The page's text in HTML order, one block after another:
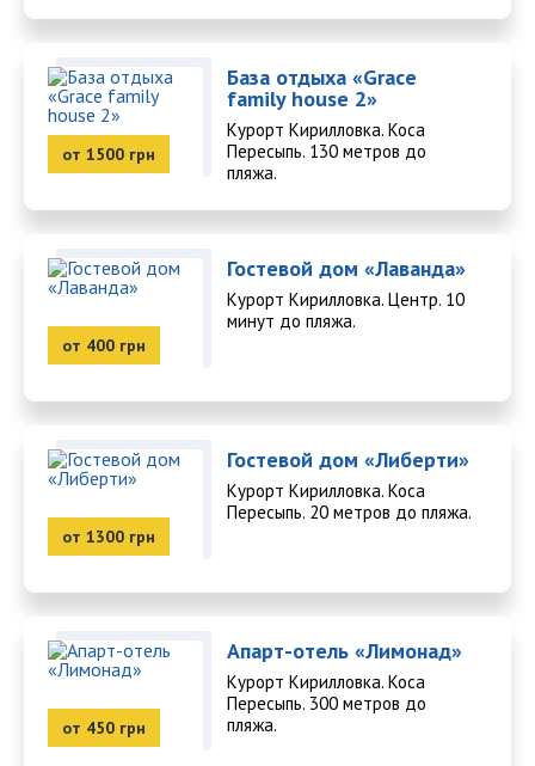
от 1500 грн
База отдыха «Grace
family house 2»
Курорт Кирилловка. Коса
Пересыпь. 130 метров до
пляжа.
от 400 грн
Гостевой дом «Лаванда»
Курорт Кирилловка. Центр. 10
минут до пляжа.
от 1300 грн
Гостевой дом «Либерти»
Курорт Кирилловка. Коса
Пересыпь. 20 метров до пляжа.
от 450 грн
Апарт-отель «Лимонад»
Курорт Кирилловка. Коса
Пересыпь. 300 метров до
пляжа.